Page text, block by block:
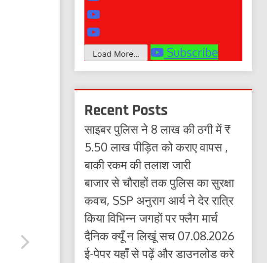
Load More... Subscribe
Recent Posts
साइबर पुलिस ने 8 लाख की ठगी में ₹
5.50 लाख पीड़ित को कराए वापस ,
बाकी रकम की तलाश जारी
बाजार से चौराहों तक पुलिस का सुरक्षा
कवच, SSP अनुराग आर्य ने देर रात्रि
किया विभिन्न जगहों पर फ्लैग मार्च
दैनिक क्यूँ न लिखूं सच 07.08.2026
ई-पेपर यहाँ से पढ़ें और डाउनलोड करे